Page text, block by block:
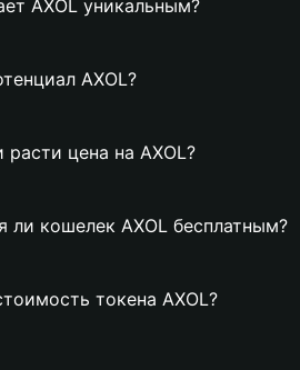
AXOL уникальным?
AXOL?
расти цена на AXOL?
ли кошелек AXOL бесплатным?
токена AXOL?